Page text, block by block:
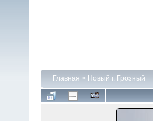
Главная > Новый г. Грозный